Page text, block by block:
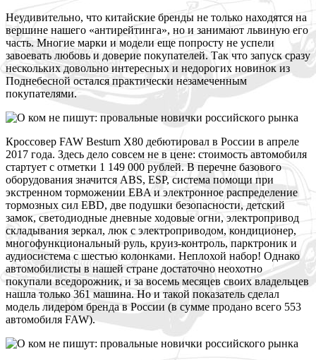
Неудивительно, что китайские бренды не только находятся на
вершине нашего «антирейтинга», но и занимают львиную его
часть. Многие марки и модели еще попросту не успели
завоевать любовь и доверие покупателей. Так что запуск сразу
нескольких довольно интересных и недорогих новинок из
Поднебесной остался практически незамеченным
покупателями.
Кроссовер FAW Besturn X80 дебютировал в России в апреле
2017 года. Здесь дело совсем не в цене: стоимость автомобиля
стартует с отметки 1 149 000 рублей. В перечне базового
оборудования значится ABS, ESP, система помощи при
экстренном торможении EBA и электронное распределение
тормозных сил EBD, две подушки безопасности, детский
замок, светодиодные дневные ходовые огни, электропривод
складывания зеркал, люк с электроприводом, кондиционер,
многофункциональный руль, круиз-контроль, парктроник и
аудиосистема с шестью колонками. Неплохой набор! Однако
автомобилисты в нашей стране достаточно неохотно
покупали вседорожник, и за восемь месяцев своих владельцев
нашла только 361 машина. Но и такой показатель сделал
модель лидером бренда в России (в сумме продано всего 553
автомобиля FAW).